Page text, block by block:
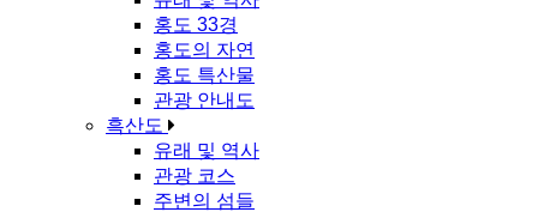
홍도 33경
홍도의 자연
홍도 특산물
관광 안내도
흑산도
유래 및 역사
관광 코스
주변의 섬들